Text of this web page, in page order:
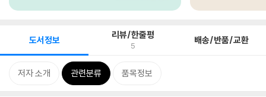
도서정보 리뷰/한줄평
5 배송/반품/교환
저자 소개 관련분류 품목정보